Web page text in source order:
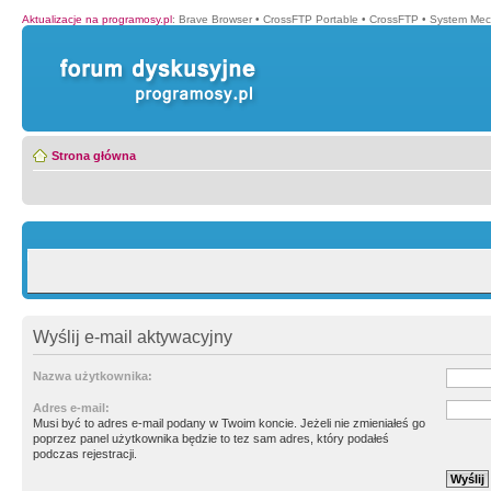
Aktualizacje na programosy.pl: Brave Browser • CrossFTP Portable • CrossFTP • System
Strona główna
Wyślij e-mail aktywacyjny
Nazwa użytkownika:
Adres e-mail:
Musi być to adres e-mail podany w Twoim koncie. Jeżeli nie zmieniałeś go
poprzez panel użytkownika będzie to tez sam adres, który podałeś
podczas rejestracji.